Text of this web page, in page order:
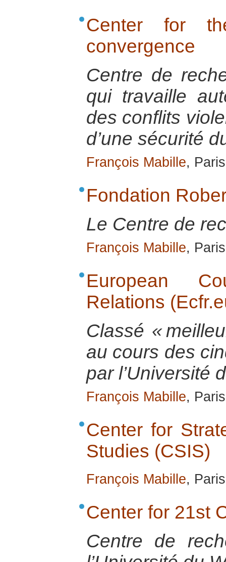
Center for
convergence
Centre de
qui travaille
des conflits
d’une sécurité
François Mabille,
Fondation
Le Centre de
François Mabille,
European
Relations
Classé «
au cours des
par l’Université
François Mabille,
Center for
Studies (CSIS)
François Mabille,
Center for 21st
Centre de